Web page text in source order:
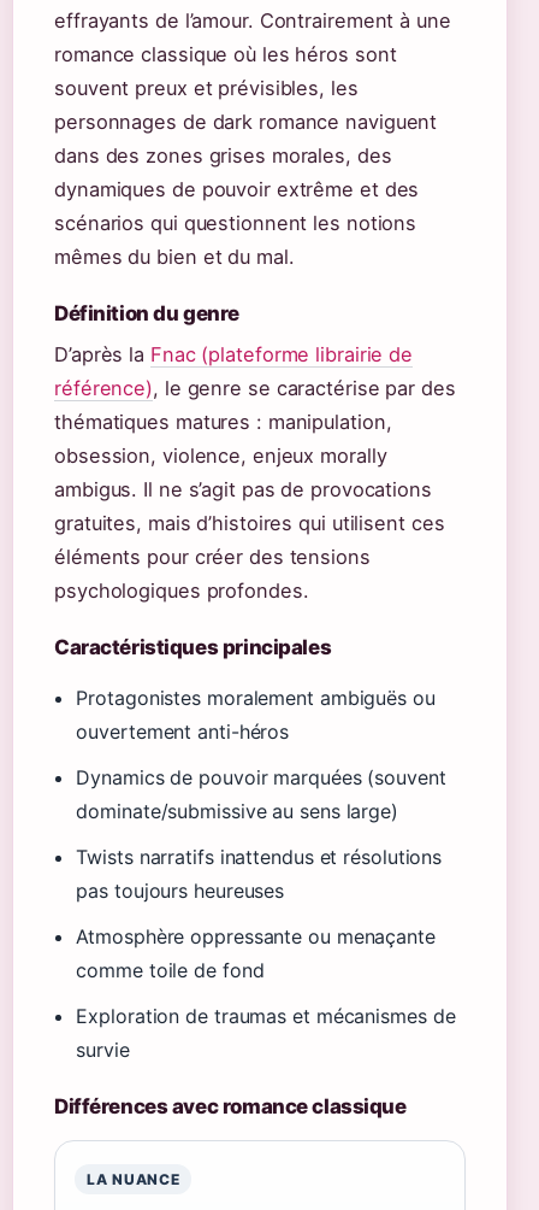
effrayants de l’amour. Contrairement à une
romance classique où les héros sont
souvent preux et prévisibles, les
personnages de dark romance naviguent
dans des zones grises morales, des
dynamiques de pouvoir extrême et des
scénarios qui questionnent les notions
mêmes du bien et du mal.
Définition du genre
D’après la Fnac (plateforme librairie de
référence), le genre se caractérise par des
thématiques matures : manipulation,
obsession, violence, enjeux morally
ambigus. Il ne s’agit pas de provocations
gratuites, mais d’histoires qui utilisent ces
éléments pour créer des tensions
psychologiques profondes.
Caractéristiques principales
Protagonistes moralement ambiguës ou
ouvertement anti-héros
Dynamics de pouvoir marquées (souvent
dominate/submissive au sens large)
Twists narratifs inattendus et résolutions
pas toujours heureuses
Atmosphère oppressante ou menaçante
comme toile de fond
Exploration de traumas et mécanismes de
survie
Différences avec romance classique
LA NUANCE